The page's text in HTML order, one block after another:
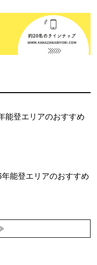
能登エリアのおすすめ
能登エリアのおすすめ